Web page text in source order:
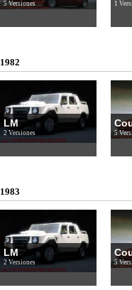
5 Versiones 1
1982
LM
2 Versiones 5
1983
LM
2 Versiones 5